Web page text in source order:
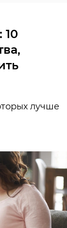
10
лучше